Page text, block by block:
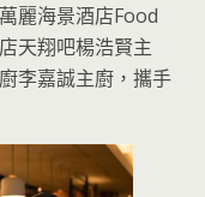
麗海景酒店Food
天翔吧楊浩賢主
李嘉誠主廚，攜手